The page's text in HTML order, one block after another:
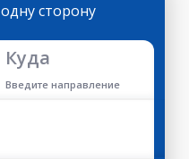
сторону
Куда
Введите направление